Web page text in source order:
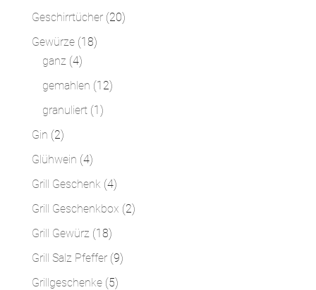
Geschirrtücher 2020
Gewürze 1818
ganz 44
Produkte
gemahlen 1212
granuliert 11
Gin 22
Produkte
Glühwein 44
Produkte
Grill Geschenk 44
Produkte
Grill Geschenkbox 22
Grill Gewürz 1818
Produkte
Grill Salz Pfeffer 99
Grillgeschenke 55